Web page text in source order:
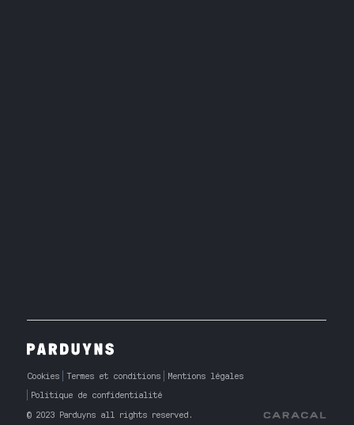
Cookies Termes et conditions
Mentions légales
Politique de confidentialité
© 2023 Parduyns all rights reserved.
Caracal Agency